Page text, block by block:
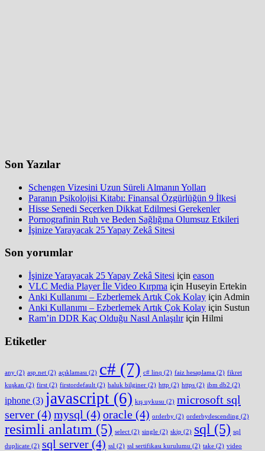
Son Yazılar
Schengen Vizesini Uzun Süreli Almanın Yolları
Paranın Psikolojisi Kitabı: Finansal Özgürlüğün 9 İlkesi
Hisse Senedi Seçerken Dikkat Edilmesi Gerekenler
Pornografinin Ruh ve Beden Sağlığına Olumsuz Etkileri
İşinize Yarayacak 25 Yapay Zekâ Sitesi
Son yorumlar
İşinize Yarayacak 25 Yapay Zekâ Sitesi için eason
VLC Media Player İle Video Kırpma için Huseyin Ertekin
Anki Kullanımı – Ezberlemek Artık Çok Kolay için Admin
Anki Kullanımı – Ezberlemek Artık Çok Kolay için Sustun
Ram’in DDR Kaç Olduğu Nasıl Anlaşılıriçin Hilmi
Etiketler
any (2) asp.net (2) açıklaması (2) c# (7) c# linq (2) faiz hesaplama (2) fikret
kuşkan (2) first (2) firstordefault (2) haluk bilginer (2) http (2) https (2) ibm db2 (2)
iphone (3) javascript (6) kış uykusu (2) microsoft sql
server (4) mysql (4) oracle (4) orderby (2) orderbydescending (2)
resimli anlatım (5) select (2) single (2) skip (2) sql (5) sql
duplicate (2) sql server (4) ssl (2) ssl sertifikası kurulumu (2) take (2) video